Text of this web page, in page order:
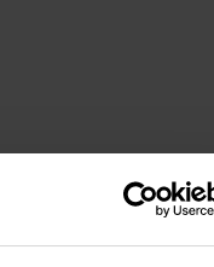
Stücke zu schneiden.
den Naturjoghurt hinzu.
lege sie auf einen